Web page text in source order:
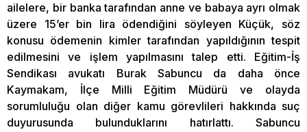
ailelere, bir banka tarafından anne ve babaya ayrı olmak
üzere 15’er bin lira ödendiğini söyleyen Küçük, söz
konusu ödemenin kimler tarafından yapıldığının tespit
edilmesini ve işlem yapılmasını talep etti. Eğitim-İş
Sendikası avukatı Burak Sabuncu da daha önce
Kaymakam, İlçe Milli Eğitim Müdürü ve olayda
sorumluluğu olan diğer kamu görevlileri hakkında suç
duyurusunda bulunduklarını hatırlattı. Sabuncu